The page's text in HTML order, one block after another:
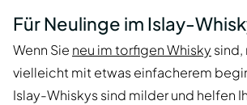
Für Neulinge im Islay-
Wenn Sie neu im torfigen Whisky sind,
vielleicht mit etwas einfacherem
Islay-Whiskys sind milder und helfen